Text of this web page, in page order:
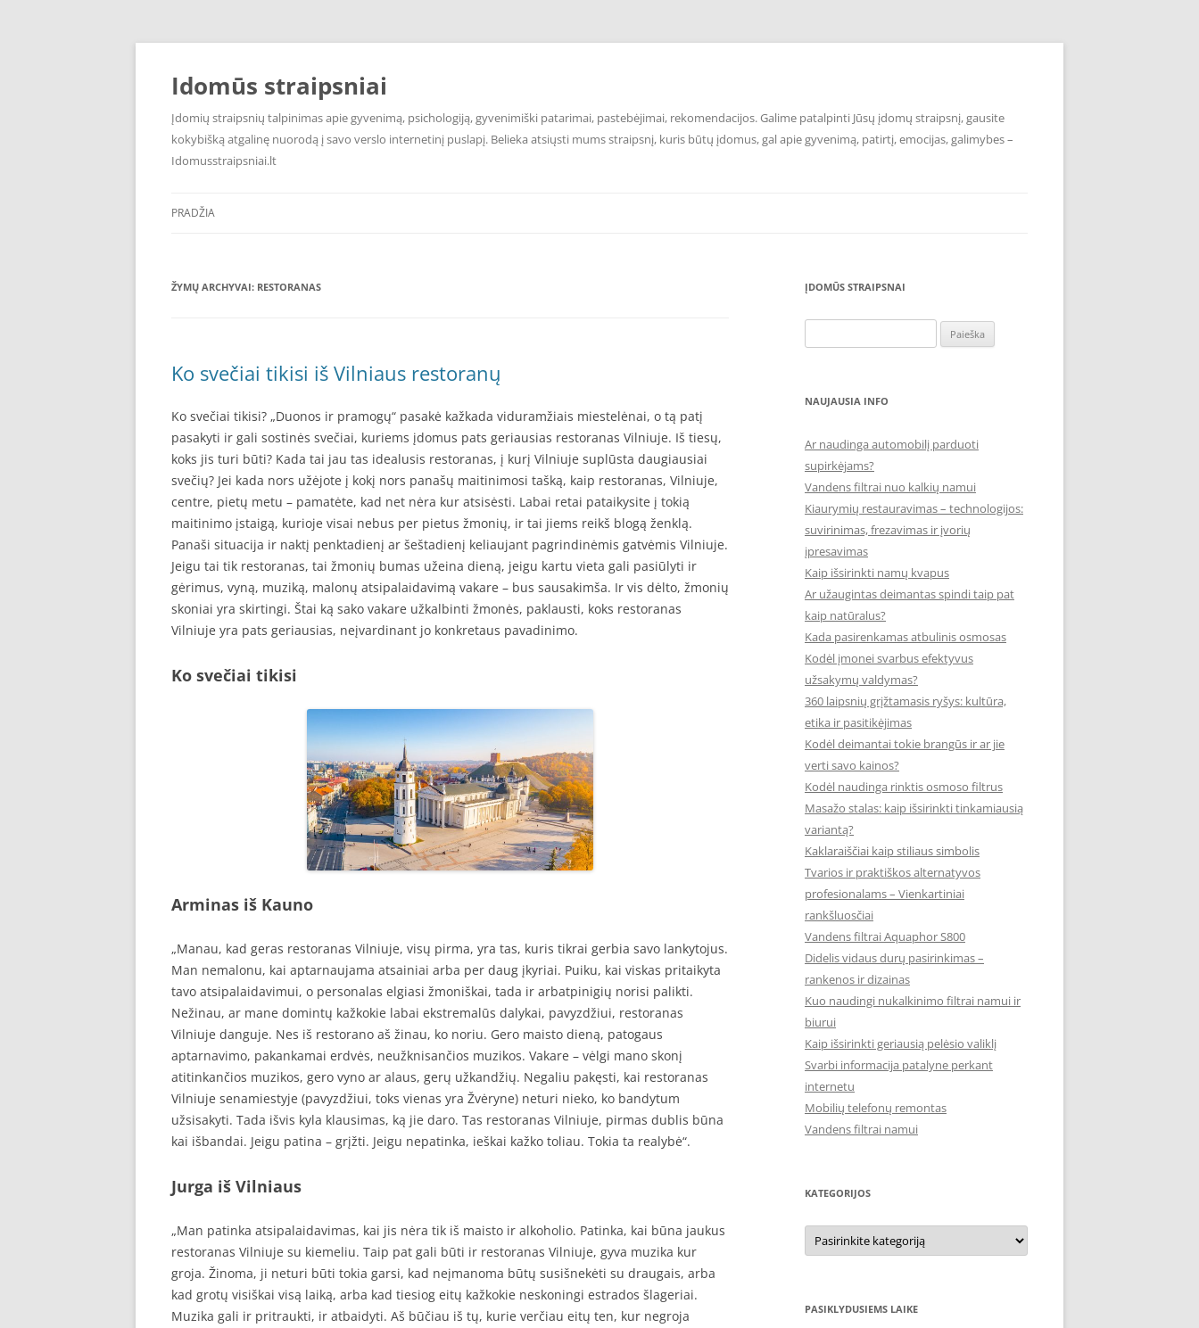
Pereiti
turinio
Idomūs straipsniai
Įdomių straipsnių talpinimas apie gyvenimą, psichologiją, gyvenimiški patarimai, pastebėjimai, rekomendacijos. Galime patalpinti Jūsų įdomų straipsnį, gausite
kokybišką atgalinę nuorodą į savo verslo internetinį puslapį. Belieka atsiųsti mums straipsnį, kuris būtų įdomus, gal apie gyvenimą, patirtį, emocijas, galimybes –
Idomusstraipsniai.lt
PRADŽIA
ŽYMŲ ARCHYVAI: RESTORANAS
Ko svečiai tikisi iš Vilniaus restoranų
Ko svečiai tikisi? „Duonos ir pramogų“ pasakė kažkada viduramžiais miestelėnai, o tą patį
pasakyti ir gali sostinės svečiai, kuriems įdomus pats geriausias restoranas Vilniuje. Iš tiesų,
koks jis turi būti? Kada tai jau tas idealusis restoranas, į kurį Vilniuje suplūsta daugiausiai
svečių? Jei kada nors užėjote į kokį nors panašų maitinimosi tašką, kaip restoranas, Vilniuje,
centre, pietų metu – pamatėte, kad net nėra kur atsisėsti. Labai retai pataikysite į tokią
maitinimo įstaigą, kurioje visai nebus per pietus žmonių, ir tai jiems reikš blogą ženklą.
Panaši situacija ir naktį penktadienį ar šeštadienį keliaujant pagrindinėmis gatvėmis Vilniuje.
Jeigu tai tik restoranas, tai žmonių bumas užeina dieną, jeigu kartu vieta gali pasiūlyti ir
gėrimus, vyną, muziką, malonų atsipalaidavimą vakare – bus sausakimša. Ir vis dėlto, žmonių
skoniai yra skirtingi. Štai ką sako vakare užkalbinti žmonės, paklausti, koks restoranas
Vilniuje yra pats geriausias, neįvardinant jo konkretaus pavadinimo.
Ko svečiai tikisi
Arminas iš Kauno
„Manau, kad geras restoranas Vilniuje, visų pirma, yra tas, kuris tikrai gerbia savo lankytojus.
Man nemalonu, kai aptarnaujama atsainiai arba per daug įkyriai. Puiku, kai viskas pritaikyta
tavo atsipalaidavimui, o personalas elgiasi žmoniškai, tada ir arbatpinigių norisi palikti.
Nežinau, ar mane domintų kažkokie labai ekstremalūs dalykai, pavyzdžiui, restoranas
Vilniuje danguje. Nes iš restorano aš žinau, ko noriu. Gero maisto dieną, patogaus
aptarnavimo, pakankamai erdvės, neužknisančios muzikos. Vakare – vėlgi mano skonį
atitinkančios muzikos, gero vyno ar alaus, gerų užkandžių. Negaliu pakęsti, kai restoranas
Vilniuje senamiestyje (pavyzdžiui, toks vienas yra Žvėryne) neturi nieko, ko bandytum
užsisakyti. Tada išvis kyla klausimas, ką jie daro. Tas restoranas Vilniuje, pirmas dublis būna
kai išbandai. Jeigu patina – grįžti. Jeigu nepatinka, ieškai kažko toliau. Tokia ta realybė“.
Jurga iš Vilniaus
„Man patinka atsipalaidavimas, kai jis nėra tik iš maisto ir alkoholio. Patinka, kai būna jaukus
restoranas Vilniuje su kiemeliu. Taip pat gali būti ir restoranas Vilniuje, gyva muzika kur
groja. Žinoma, ji neturi būti tokia garsi, kad neįmanoma būtų susišnekėti su draugais, arba
kad grotų visiškai visą laiką, arba kad tiesiog eitų kažkokie neskoningi estrados šlageriai.
Muzika gali ir pritraukti, ir atbaidyti. Aš būčiau iš tų, kurie verčiau eitų ten, kur negroja
ĮDOMŪS STRAIPSNAI
NAUJAUSIA INFO
Ar naudinga automobilį parduoti
supirkėjams?
Vandens filtrai nuo kalkių namui
Kiaurymių restauravimas – technologijos:
suvirinimas, frezavimas ir įvorių
įpresavimas
Kaip išsirinkti namų kvapus
Ar užaugintas deimantas spindi taip pat
kaip natūralus?
Kada pasirenkamas atbulinis osmosas
Kodėl įmonei svarbus efektyvus
užsakymų valdymas?
360 laipsnių grįžtamasis ryšys: kultūra,
etika ir pasitikėjimas
Kodėl deimantai tokie brangūs ir ar jie
verti savo kainos?
Kodėl naudinga rinktis osmoso filtrus
Masažo stalas: kaip išsirinkti tinkamiausią
variantą?
Kaklaraiščiai kaip stiliaus simbolis
Tvarios ir praktiškos alternatyvos
profesionalams – Vienkartiniai
rankšluosčiai
Vandens filtrai Aquaphor S800
Didelis vidaus durų pasirinkimas –
rankenos ir dizainas
Kuo naudingi nukalkinimo filtrai namui ir
biurui
Kaip išsirinkti geriausią pelėsio valiklį
Svarbi informacija patalyne perkant
internetu
Mobilių telefonų remontas
Vandens filtrai namui
KATEGORIJOS
Kategorijos
PASIKLYDUSIEMS LAIKE